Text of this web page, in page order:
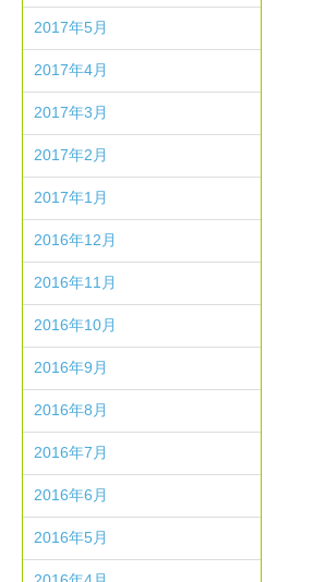
2017年5月
2017年4月
2017年3月
2017年2月
2017年1月
2016年12月
2016年11月
2016年10月
2016年9月
2016年8月
2016年7月
2016年6月
2016年5月